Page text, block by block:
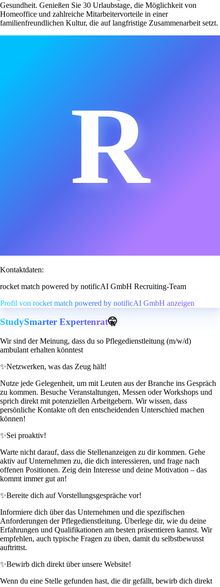
Gesundheit. Genießen Sie 30 Urlaubstage, die Möglichkeit von
Homeoffice und zahlreiche Mitarbeitervorteile in einer
familienfreundlichen Kultur, die auf langfristige Zusammenarbeit setzt.
R
Kontaktdaten:
rocket match powered by notificAI GmbH Recruiting-Team
Profil von rocket match powered by notificAI GmbH anzeigen
StudySmarter Expertenrat🤫
Wir sind der Meinung, dass du so Pflegedienstleitung (m/w/d)
ambulant erhalten könntest
✨Netzwerken, was das Zeug hält!
Nutze jede Gelegenheit, um mit Leuten aus der Branche ins Gespräch
zu kommen. Besuche Veranstaltungen, Messen oder Workshops und
sprich direkt mit potenziellen Arbeitgebern. Wir wissen, dass
persönliche Kontakte oft den entscheidenden Unterschied machen
können!
✨Sei proaktiv!
Warte nicht darauf, dass die Stellenanzeigen zu dir kommen. Gehe
aktiv auf Unternehmen zu, die dich interessieren, und frage nach
offenen Positionen. Zeig dein Interesse und deine Motivation – das
kommt immer gut an!
✨Bereite dich auf Vorstellungsgespräche vor!
Informiere dich über das Unternehmen und die spezifischen
Anforderungen der Pflegedienstleitung. Überlege dir, wie du deine
Erfahrungen und Qualifikationen am besten präsentieren kannst. Wir
empfehlen, auch typische Fragen zu üben, damit du selbstbewusst
auftrittst.
✨Bewirb dich direkt über unsere Website!
Wenn du eine Stelle gefunden hast, die dir gefällt, bewirb dich direkt